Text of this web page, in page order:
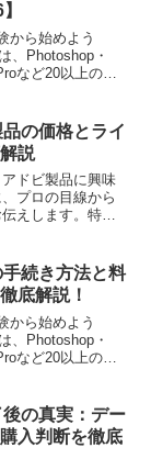
から始めよう
、Photoshop・
など20以上のア
の価格とライ
説
ドビ製品に興味
プロの目線から
えします。特に
記事では、初心
解決...
続き方法と料
底解説！
から始めよう
、Photoshop・
など20以上のア
の真実：デー
入判断を徹底